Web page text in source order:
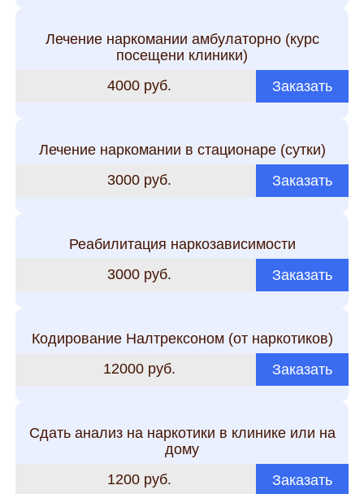
Лечение наркомании амбулаторно (курс
посещени клиники)
4000 руб.
Заказать
Лечение наркомании в стационаре (сутки)
3000 руб.
Заказать
Реабилитация наркозависимости
3000 руб.
Заказать
Кодирование Налтрексоном (от наркотиков)
12000 руб.
Заказать
Сдать анализ на наркотики в клинике или на
дому
1200 руб.
Заказать